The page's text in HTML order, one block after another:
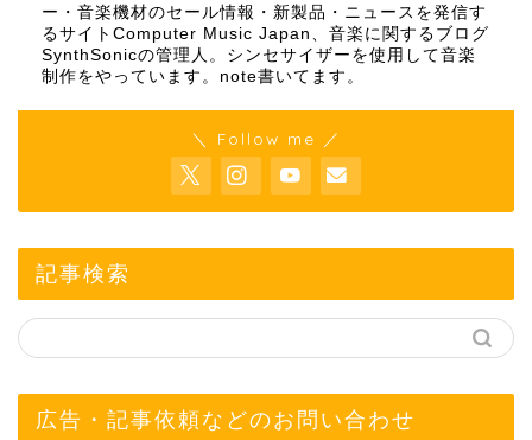
ー・音楽機材のセール情報・新製品・ニュースを発信す
るサイトComputer Music Japan、音楽に関するブログ
SynthSonicの管理人。シンセサイザーを使用して音楽
制作をやっています。 note書いてます。
＼ Follow me ／
記事検索
広告・記事依頼などのお問い合わせ